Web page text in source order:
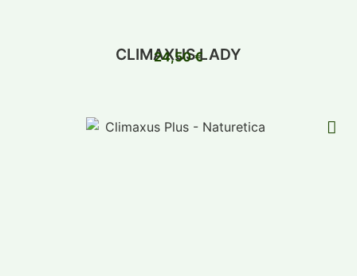
CLIMAXUS LADY
24,50€